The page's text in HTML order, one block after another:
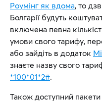
Роумінг як вдома, то
Болгарії будуть
включена певна
умови свого тарифу,
або зайдіть в додаток
знаєте назву свого
*100*01*2#.
Також доступний пакети